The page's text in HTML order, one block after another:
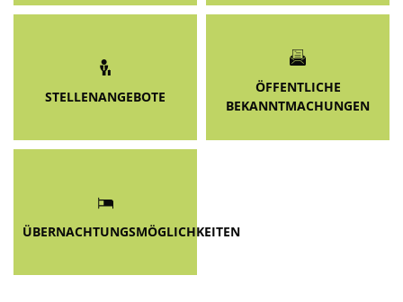
STELLENANGEBOTE
ÖFFENTLICHE
BEKANNTMACHUNGEN
ÜBERNACHTUNGSMÖGLICHKEITEN